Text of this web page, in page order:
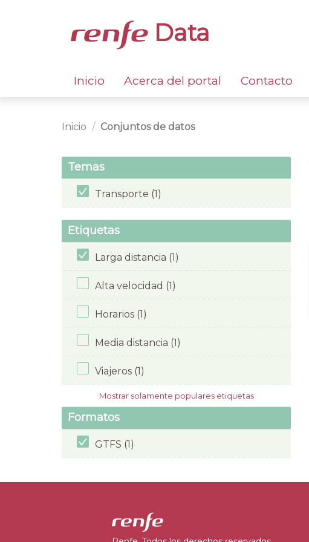
Data
Inicio Acerca del portal Contacto
Inicio Conjuntos de datos
Temas
Transporte (1)
Etiquetas
Larga distancia (1)
Alta velocidad (1)
Horarios (1)
Media distancia (1)
Viajeros (1)
Mostrar solamente populares etiquetas
Formatos
GTFS (1)